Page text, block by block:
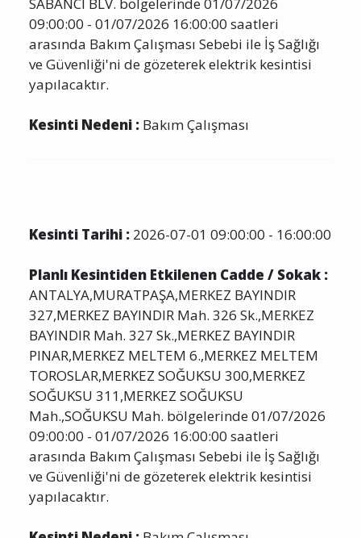
SABANCI BLV. bölgelerinde 01/07/2026
09:00:00 - 01/07/2026 16:00:00 saatleri
arasında Bakım Çalışması Sebebi ile İş Sağlığı
ve Güvenliği'ni de gözeterek elektrik kesintisi
yapılacaktır.
Kesinti Nedeni : Bakım Çalışması
Kesinti Tarihi : 2026-07-01 09:00:00 - 16:00:00
Planlı Kesintiden Etkilenen Cadde / Sokak :
ANTALYA,MURATPAŞA,MERKEZ BAYINDIR
327,MERKEZ BAYINDIR Mah. 326 Sk.,MERKEZ
BAYINDIR Mah. 327 Sk.,MERKEZ BAYINDIR
PINAR,MERKEZ MELTEM 6.,MERKEZ MELTEM
TOROSLAR,MERKEZ SOĞUKSU 300,MERKEZ
SOĞUKSU 311,MERKEZ SOĞUKSU
Mah.,SOĞUKSU Mah. bölgelerinde 01/07/2026
09:00:00 - 01/07/2026 16:00:00 saatleri
arasında Bakım Çalışması Sebebi ile İş Sağlığı
ve Güvenliği'ni de gözeterek elektrik kesintisi
yapılacaktır.